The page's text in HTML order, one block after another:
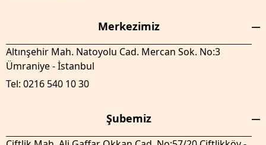
Merkezimiz
Altınşehir Mah. Natoyolu Cad. Mercan Sok. No:3
Ümraniye - İstanbul
Tel: 0216 540 10 30
Şubemiz